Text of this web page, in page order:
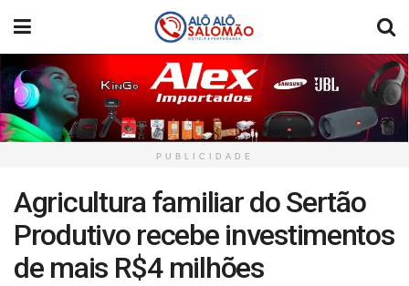
PUBLICIDADE
Agricultura familiar do Sertão
Produtivo recebe investimentos
de mais R$4 milhões